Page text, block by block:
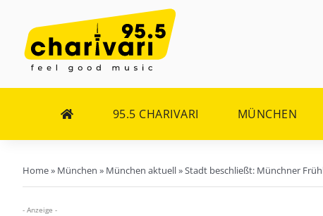
Inhalt
springen
95.5 CHARIVARI MÜNCHEN
Home» München » München aktuell»Stadt beschließt: Münchner
- Anzeige -